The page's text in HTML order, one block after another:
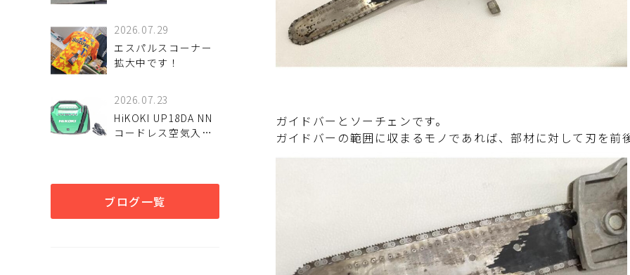
2026.07.29
エスパルスコーナー
拡大中です！
2026.07.23
HiKOKI UP18DA NN
コードレス空気入れ
ブログ一覧
ガイドバーとソーチェンです。
ガイドバーの範囲に収まるモノであれば、部材に対して刃を前